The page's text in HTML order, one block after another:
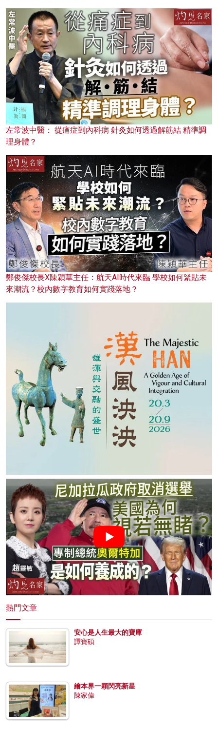
左常波中醫： 從痛症到內科病 針灸如何透過解筋結 精準調
理身體？
鄭俊傑校長X陳穎華主任：航天AI時代來臨 學校如何緊貼未
來潮流？校內數字教育如何實踐落地？
熱門文章
安心是人生最大的寶庫
譚寶碩
繪本界一顆閃亮新星
陳家偉